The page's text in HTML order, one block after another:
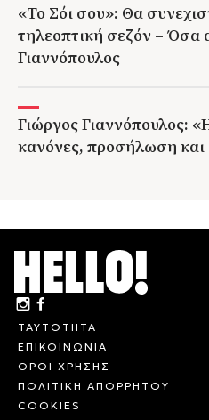
«Το Σόι σου»: Θα
τηλεοπτική σεζόν – Όσα
Γιαννόπουλος
Γιώργος Γιαννόπουλος:
κανόνες, προσήλωση και
ΤΑΥΤΟΤΗΤΑ
ΕΠΙΚΟΙΝΩΝΙΑ
ΟΡΟΙ ΧΡΗΣΗΣ
ΠΟΛΙΤΙΚΗ ΑΠΟΡΡΗΤΟΥ
COOKIES